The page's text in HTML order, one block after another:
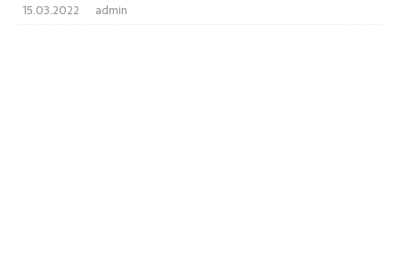
15.03.2022 admin